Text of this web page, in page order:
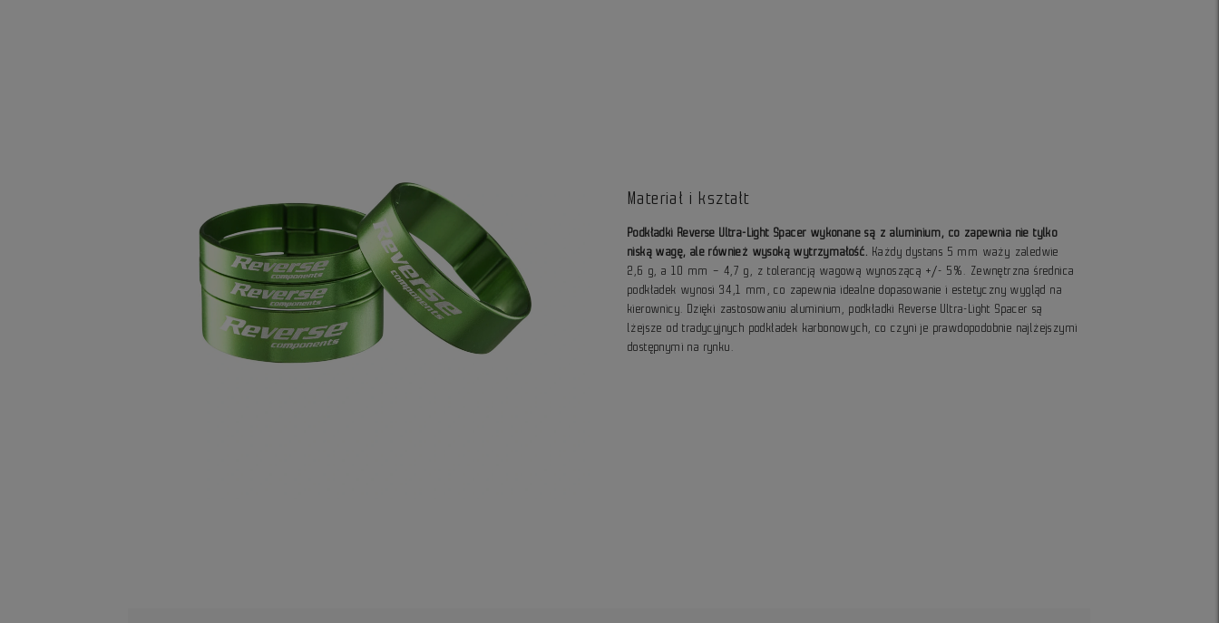
Materiał i kształt
Podkładki Reverse Ultra-Light Spacer wykonane są z aluminium, co zapewnia nie tylko
niską wagę, ale również wysoką wytrzymałość. Każdy dystans 5 mm waży zaledwie
2,6 g, a 10 mm – 4,7 g, z tolerancją wagową wynoszącą +/- 5%. Zewnętrzna średnica
podkładek wynosi 34,1 mm, co zapewnia idealne dopasowanie i estetyczny wygląd na
kierownicy. Dzięki zastosowaniu aluminium, podkładki Reverse Ultra-Light Spacer są
lżejsze od tradycyjnych podkładek karbonowych, co czyni je prawdopodobnie najlżejszymi
dostępnymi na rynku.